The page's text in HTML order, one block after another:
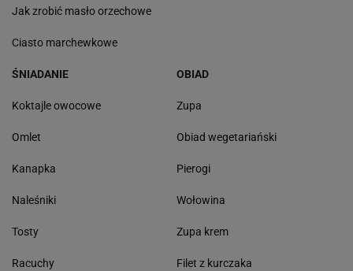
Jak zrobić masło orzechowe
Ciasto marchewkowe
ŚNIADANIE
Koktajle owocowe
Omlet
Kanapka
Naleśniki
Tosty
Racuchy
OBIAD
Zupa
Obiad wegetariański
Pierogi
Wołowina
Zupa krem
Filet z kurczaka